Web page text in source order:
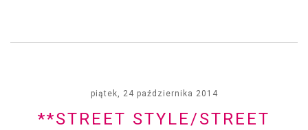
piątek, 24 października 2014
**STREET STYLE/STREET